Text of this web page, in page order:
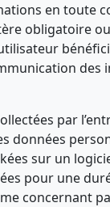
en toute
obligatoire
par
données
sur un
pour une
concernant